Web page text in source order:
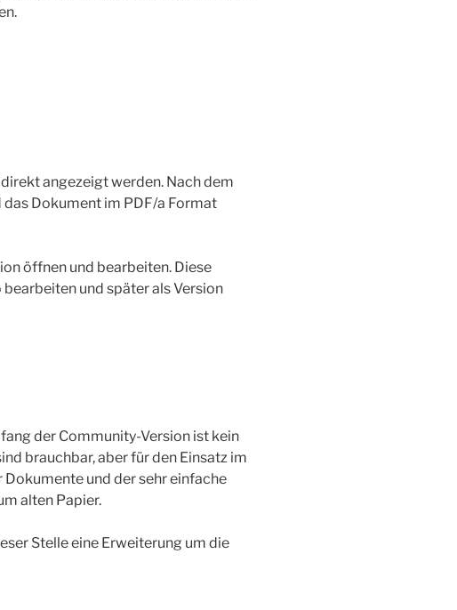
angezeigt werden. Nach dem
das Dokument im PDF/a Format
öffnen und bearbeiten. Diese
und später als Version
der Community-Version ist kein
brauchbar, aber für den Einsatz im
und der sehr einfache
alten Papier.
Stelle eine Erweiterung um die